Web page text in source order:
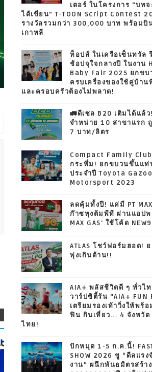
เตอร์ ในโครงการ “บท
ได้เขียน” T-TOON Script Contest
รางวัลรวมกว่า 300,000 บาท พร้อมบิ
เกาหลี
ท็อปส์ ในเครือเซ็นทรัล
ช้อปจุใจกลางปี ในงาน
Baby Fair 2025 ยกขบ
ครบเครื่องของใช้คู่บ้า
และครอบครัวต้องไม่พลาด!
🚛ดีเซล B20 เติมได้แล้ว
จำหน่าย 10 สาขาแรก
7 บาท/ลิตร
Compact Family
กระหึ่ม! ยกขบวนขึ้นแท่
ประจำปี Toyota
Motorsport 2023
ลดคุ้มทั้งปี! แค่มี PT MAX
ก๊าซหุงต้มพีที ผ่านแอปพ
MAX GAS' ใช้โค้ด
ATLAS โชว์ฟอร์มฮอต!
พุ่งเกินต้าน!!
AIA+ พลัสชีวิตดี ๆ ทั่วไ
วาร์ปซิตี้รัน “AIA+ FUN
เตรียมรองเท้าวิ่งให้พร้
ฟิน กินเที่ยว... 4 จังหวั
ไทย!
ปักหมุด 1-5 ก.ค.นี้! FAST
SHOW 2026 ชู “ดีลแรง
งาน” ผนึกพันธมิตรสร้า